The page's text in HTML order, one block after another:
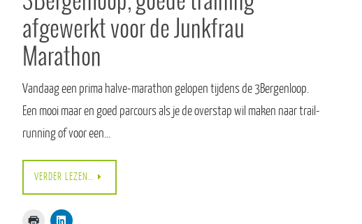
afgewerkt voor de Junkfrau
Marathon
Vandaag een prima halve-marathon gelopen tijdens de 3Bergenloop.
Een mooi maar en goed parcours als je de overstap wil maken naar trail-
running of voor een…
VERDER LEZEN…